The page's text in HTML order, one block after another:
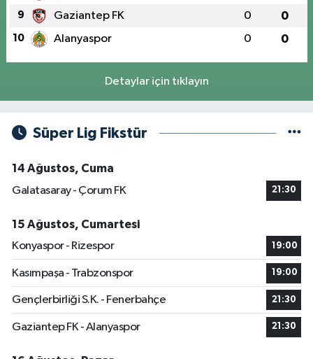
9 Gaziantep FK 0 0
10 Alanyaspor 0 0
Detaylar için tıklayın
Süper Lig Fikstür
14 Ağustos, Cuma
Galatasaray - Çorum FK
21:30
15 Ağustos, Cumartesi
Konyaspor - Rizespor
19:00
Kasımpaşa - Trabzonspor 19:00
Gençlerbirliği S.K. - Fenerbahçe 21:30
Gaziantep FK - Alanyaspor 21:30